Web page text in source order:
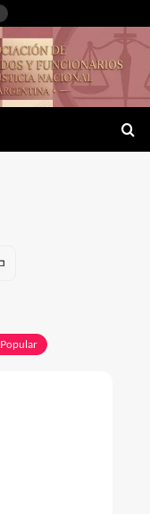
Popular